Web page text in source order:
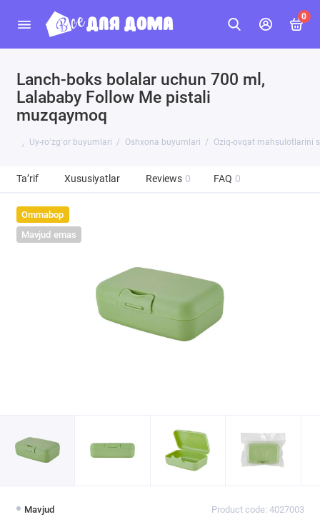
0
Lanch-boks bolalar uchun 700 ml,
Lalababy Follow Me pistali
muzqaymoq
Uy-roʻzgʻor buyumlari Oshxona buyumlari Oziq-ovqat mahsulotlarini
Ta’rif Xususiyatlar Reviews 0 FAQ 0
Ommabop
Mavjud emas
Mavjud Product code: 4027003